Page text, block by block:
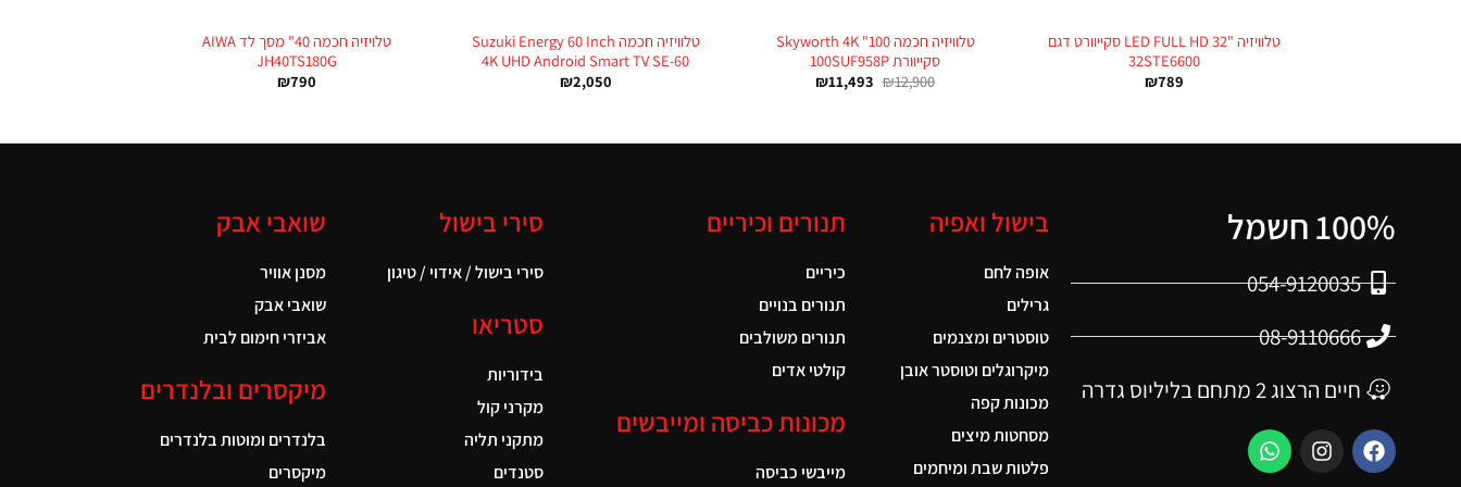
טלוויזיה "LED FULL HD 32 סקייוורט דגם
32STE6600
₪789
טלוויזיה חכמה 100" Skyworth 4K
סקייוורת 100SUF958P
₪12,900
₪11,493
טלוויזיה חכמה Suzuki Energy 60 Inch
4K UHD Android Smart TV SE-60
₪2,050
טלויזיה חכמה 40" מסך לד AIWA
JH40TS180G
₪790
100% חשמל
054-9120035
08-9110666
חיים הרצוג 2 מתחם בליליוס גדרה
בישול ואפיה
אופה לחם
גרילים
טוסטרים ומצנמים
מיקרוגלים וטוסטר אובן
מכונות קפה
מסחטות מיצים
פלטות שבת ומיחמים
תנורים וכיריים
כיריים
תנורים בנויים
תנורים משולבים
קולטי אדים
מכונות כביסה ומייבשים
מייבשי כביסה
סירי בישול
סירי בישול / אידוי / טיגון
סטריאו
בידוריות
מקרני קול
מתקני תליה
סטנדים
שואבי אבק
מסנן אוויר
שואבי אבק
אביזרי חימום לבית
מיקסרים ובלנדרים
בלנדרים ומוטות בלנדרים
מיקסרים